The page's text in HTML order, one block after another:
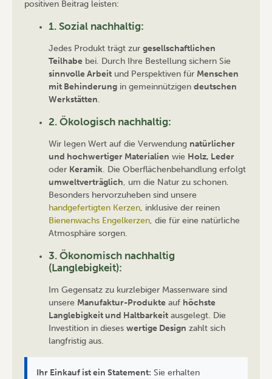
positiven Beitrag leisten:
1. Sozial nachhaltig:
Jedes Produkt trägt zur gesellschaftlichen
Teilhabe bei. Durch Ihre Bestellung sichern Sie
sinnvolle Arbeit und Perspektiven für Menschen
mit Behinderung in gemeinnützigen deutschen
Werkstätten.
2. Ökologisch nachhaltig:
Wir legen Wert auf die Verwendung natürlicher
und hochwertiger Materialien wie Holz, Leder
oder Keramik. Die Oberflächenbehandlung erfolgt
umweltverträglich, um die Natur zu schonen.
Besonders hervorzuheben sind unsere
handgefertigten Kerzen, inklusive der reinen
Bienenwachs Engelkerzen, die für eine natürliche
Atmosphäre sorgen.
3. Ökonomisch nachhaltig
(Langlebigkeit):
Im Gegensatz zu kurzlebiger Massenware sind
unsere Manufaktur-Produkte auf höchste
Langlebigkeit und Haltbarkeit ausgelegt. Die
Investition in dieses wertige Design zahlt sich
langfristig aus.
Ihr Einkauf ist ein Statement: Sie erhalten